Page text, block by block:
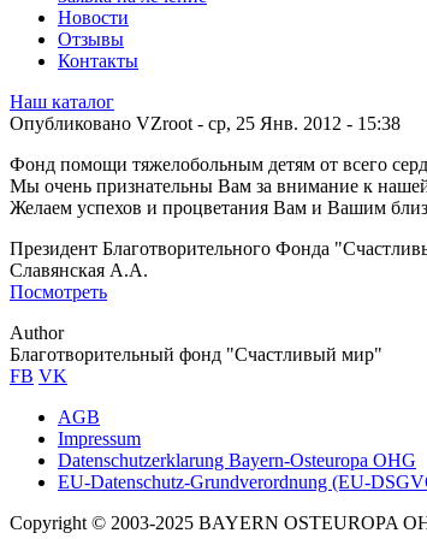
Новости
Отзывы
Контакты
Наш каталог
Опубликовано VZroot - ср, 25 Янв. 2012 - 15:38
Фонд помощи тяжелобольным детям от всего
Мы очень признательны Вам за внимание к
Желаем успехов и процветания Вам и Вашим
Президент Благотворительного Фонда
Славянская А.А.
Посмотреть
Author
Благотворительный фонд "Счастливый мир"
FB VK
Sub
footer
AGB
Impressum
Datenschutzerklarung Bayern-Osteuropa OHG
EU-Datenschutz-Grundverordnung (EU-
Copyright © 2003-2025 BAYERN OSTEUROPA